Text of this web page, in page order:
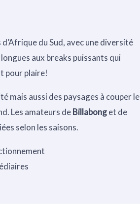
du Sud, avec une diversité
aux breaks puissants qui
pour plaire!
mais aussi des paysages à couper le
Les amateurs deBillabonget de
selon les saisons.